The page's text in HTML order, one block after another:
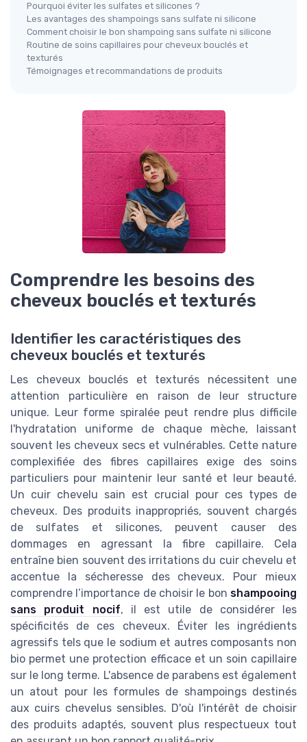
Pourquoi éviter les sulfates et silicones ?
Les avantages des shampoings sans sulfate ni silicone
Comment choisir le bon shampoing sans sulfate ni silicone
Routine de soins capillaires pour cheveux bouclés et
texturés
Témoignages et recommandations de produits
Comprendre les besoins des
cheveux bouclés et texturés
Identifier les caractéristiques des
cheveux bouclés et texturés
Les cheveux bouclés et texturés nécessitent une
attention particulière en raison de leur structure
unique. Leur forme spiralée peut rendre plus difficile
l'hydratation uniforme de chaque mèche, laissant
souvent les cheveux secs et vulnérables. Cette nature
complexifiée des fibres capillaires exige des soins
particuliers pour maintenir leur santé et leur beauté.
Un cuir chevelu sain est crucial pour ces types de
cheveux. Des produits inappropriés, souvent chargés
de sulfates et silicones, peuvent causer des
dommages en agressant la fibre capillaire. Cela
entraîne bien souvent des irritations du cuir chevelu et
accentue la sécheresse des cheveux. Pour mieux
comprendre l’importance de choisir le bon shampooing
sans produit nocif, il est utile de considérer les
spécificités de ces cheveux. Éviter les ingrédients
agressifs tels que le sodium et autres composants non
bio permet une protection efficace et un soin capillaire
sur le long terme. L'absence de parabens est également
un atout pour les formules de shampoings destinés
aux cuirs chevelus sensibles. D'où l'intérêt de choisir
des produits adaptés, souvent plus respectueux tout